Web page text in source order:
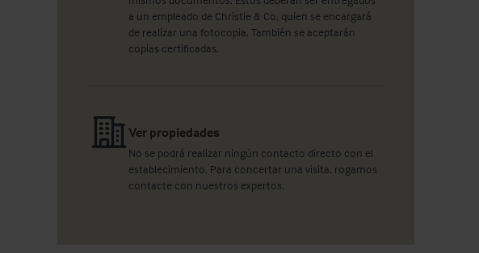
a un empleado de Christie & Co, quien se encargará
de realizar una fotocopia. También se aceptarán
copias certificadas.
Ver propiedades
No se podrá realizar ningún contacto directo con el
establecimiento. Para concertar una visita, rogamos
contacte con nuestros expertos.